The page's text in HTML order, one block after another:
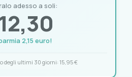
adesso a soli:
12,30
2,15 euro!
degli ultimi 30 giorni:15,95 €